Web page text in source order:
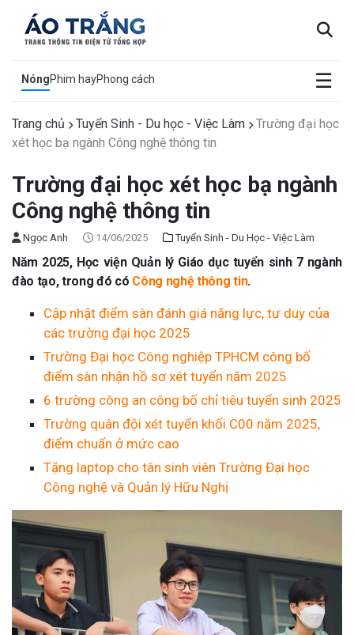
NóngPhim hayPhong cách ☰
×
Trang chủ Tuyển Sinh - Du học - Việc Làm
Trường đại học
xét học bạ ngành Công nghệ thông tin
Trường đại học xét học bạ ngành
Công nghệ thông tin
Ngọc Anh 14/06/2025 Tuyển Sinh - Du Học - Việc Làm
Năm 2025, Học viện Quản lý Giáo dục tuyển sinh 7 ngành
đào tạo, trong đó có Công nghệ thông tin.
Cập nhật điểm sàn đánh giá năng lực, tư duy của
các trường đại học 2025
Trường Đại học Công nghiệp TPHCM công bố
điểm sàn nhận hồ sơ xét tuyển năm 2025
6 trường công an công bố chỉ tiêu tuyển sinh 2025
Trường quân đội xét tuyển khối C00 năm 2025,
điểm chuẩn ở mức cao
Tặng laptop cho tân sinh viên Trường Đại học
Công nghệ và Quản lý Hữu Nghị